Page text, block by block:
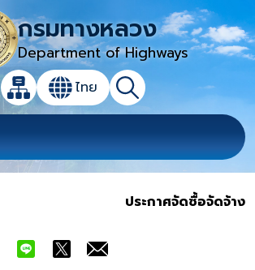
กรมทางหลวง
Department of Highways
แผนผังเว็บไซต์
เปลี่ยนภาษา
ไทย ค้นหา
เปิดกล่องค้นหาข้อมูลหลักของเว็บไซต์
ประกาศจัดซื้อจัดจ้าง